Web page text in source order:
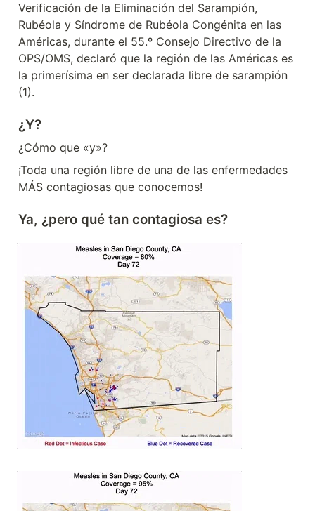
Verificación de la Eliminación del Sarampión,
Rubéola y Síndrome de Rubéola Congénita en las
Américas, durante el 55.º Consejo Directivo de la
OPS/OMS, declaró que la región de las Américas es
la primerísima en ser declarada libre de sarampión
(1).
¿Y?
¿Cómo que «y»?
¡Toda una región libre de una de las enfermedades
MÁS contagiosas que conocemos!
Ya, ¿pero qué tan contagiosa es?